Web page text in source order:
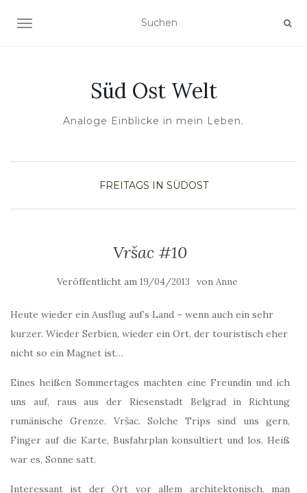
NAVIGATION UMSCHALTEN
Süd Ost Welt
Analoge Einblicke in mein Leben.
FREITAGS IN SÜDOST
Vršac #10
Veröffentlicht am 19/04/2013 von Anne
Heute wieder ein Ausflug auf’s Land – wenn auch ein sehr
kurzer. Wieder Serbien, wieder ein Ort, der touristisch eher
nicht so ein Magnet ist…
Eines heißen Sommertages machten eine Freundin und ich
uns auf, raus aus der Riesenstadt Belgrad in Richtung
rumänische Grenze. Vršac. Solche Trips sind uns gern,
Finger auf die Karte, Busfahrplan konsultiert und los. Heiß
war es, Sonne satt.
Interessant ist der Ort vor allem architektonisch, man